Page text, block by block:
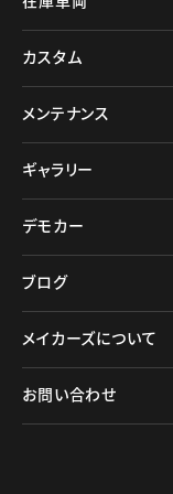
カスタム
メンテナンス
ギャラリー
デモカー
ブログ
メイカーズについて
お問い合わせ